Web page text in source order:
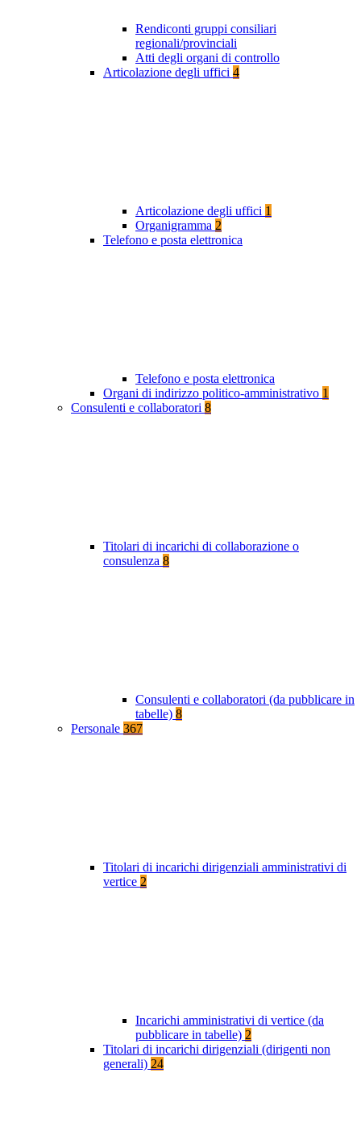
Rendiconti gruppi consiliari
regionali/provinciali
Atti degli organi di controllo
Articolazione degli uffici 4
Articolazione degli uffici 1
Organigramma 2
Telefono e posta elettronica
Telefono e posta elettronica
Organi di indirizzo politico-amministrativo 1
Consulenti e collaboratori 8
Titolari di incarichi di collaborazione o
consulenza 8
Consulenti e collaboratori (da pubblicare in
tabelle) 8
Personale 367
Titolari di incarichi dirigenziali amministrativi di
vertice 2
Incarichi amministrativi di vertice (da
pubblicare in tabelle) 2
Titolari di incarichi dirigenziali (dirigenti non
generali) 24